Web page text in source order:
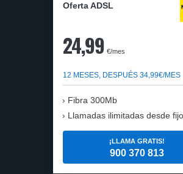
Oferta ADSL
24,99 €/mes
12 MESES, DESPUÉS 34,99€/MES
Fibra 300Mb
Llamadas ilimitadas desde
¡LLAMA GRATIS!
900 370 813